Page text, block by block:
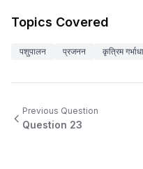
Topics Covered
पशुपालन प्रजनन कृत्रिम
Previous Question
Question 23